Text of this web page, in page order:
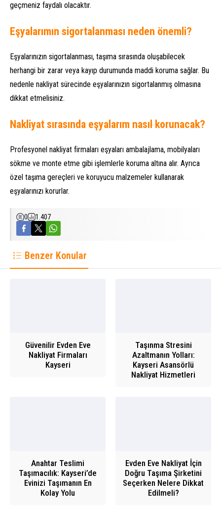
geçmeniz faydalı olacaktır.
Eşyalarımın sigortalanması neden önemli?
Eşyalarınızın sigortalanması, taşıma sırasında oluşabilecek
herhangi bir zarar veya kayıp durumunda maddi koruma sağlar. Bu
nedenle nakliyat sürecinde eşyalarınızın sigortalanmış olmasına
dikkat etmelisiniz.
Nakliyat sırasında eşyalarım nasıl korunacak?
Profesyonel nakliyat firmaları eşyaları ambalajlama, mobilyaları
sökme ve monte etme gibi işlemlerle koruma altına alır. Ayrıca
özel taşıma gereçleri ve koruyucu malzemeler kullanarak
eşyalarınızı korurlar.
0 1.407
Benzer Konular
Güvenilir Evden Eve
Nakliyat Firmaları
Kayseri
Taşınma Stresini
Azaltmanın Yolları:
Kayseri Asansörlü
Nakliyat Hizmetleri
Anahtar Teslimi
Taşımacılık: Kayseri’de
Evinizi Taşımanın En
Kolay Yolu
Evden Eve Nakliyat İçin
Doğru Taşıma Şirketini
Seçerken Nelere Dikkat
Edilmeli?